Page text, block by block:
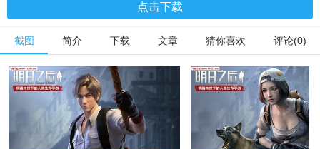
点击下载
截图 简介 下载 文章 猜你喜欢 评论(0)